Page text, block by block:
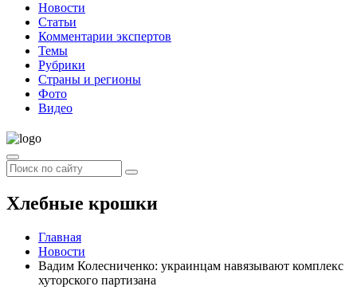
Новости
Статьи
Комментарии экспертов
Темы
Рубрики
Страны и регионы
Фото
Видео
Хлебные крошки
Главная
Новости
Вадим Колесниченко: украинцам навязывают комплекс
хуторского партизана